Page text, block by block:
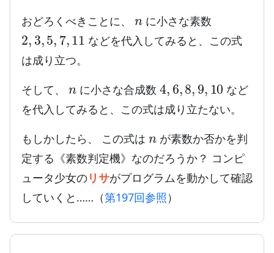
おどろくべきことに、
に小さな素数
2,3, 5, 7 11
などを代入してみると、この式
は成り立つ。
そして、
に小さな合成数
4 6 8, 9, 10
など
を代入してみると、この式は成り立たない。
もしかしたら、 この式は
が素数か否かを判
定する《素数判定機》なのだろうか？ コンピ
ュータ少女のリサがプログラムを動かして確認
していくと……（第197回参照 ）